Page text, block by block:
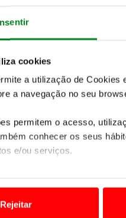
cookies
a utilização de
a navegação no seu
permitem o acesso,
conhecer os seus
e/ou serviços.
Rejeitar
está dentro dos 20
os 20 primeiros
pelas naturais
incluindo a final.
para subir na